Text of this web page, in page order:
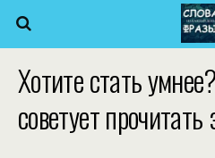
Хотите стать
советует